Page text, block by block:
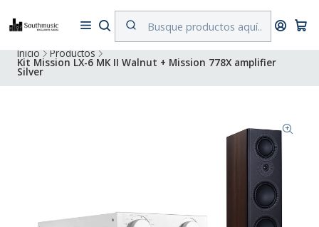
Despacho a todo Chile. Envíos gratuitos a Región Metropolitana por
compras superiores a $500.000
Inicio Productos
Kit Mission LX-6 MK II Walnut + Mission 778X amplifier
Silver